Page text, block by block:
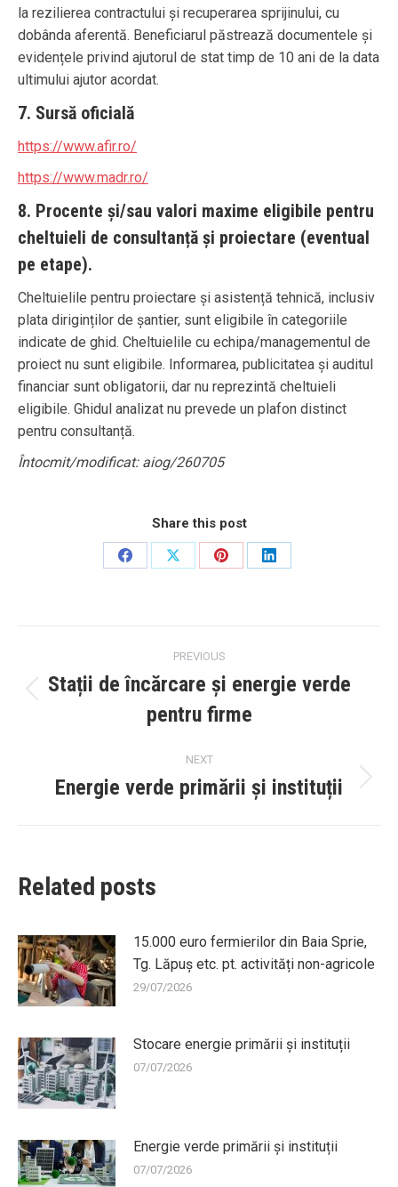
la rezilierea contractului și recuperarea sprijinului, cu
dobânda aferentă. Beneficiarul păstrează documentele și
evidențele privind ajutorul de stat timp de 10 ani de la data
ultimului ajutor acordat.
7. Sursă oficială
https://www.afir.ro/
https://www.madr.ro/
8. Procente și/sau valori maxime eligibile pentru
cheltuieli de consultanță și proiectare (eventual
pe etape).
Cheltuielile pentru proiectare și asistență tehnică, inclusiv
plata diriginților de șantier, sunt eligibile în categoriile
indicate de ghid. Cheltuielile cu echipa/managementul de
proiect nu sunt eligibile. Informarea, publicitatea și auditul
financiar sunt obligatorii, dar nu reprezintă cheltuieli
eligibile. Ghidul analizat nu prevede un plafon distinct
pentru consultanță.
Întocmit/modificat: aiog/260705
Share this post
Share
Share
Share
Share
navigation
PREVIOUS
Previous
post:
Stații de încărcare și energie verde
pentru firme
NEXT
Next
Energie verde primării și instituții
Related posts
15.000 euro fermierilor din Baia Sprie,
Tg. Lăpuș etc. pt. activități non-agricole
29/07/2026
Stocare energie primării și instituții
07/07/2026
Energie verde primării și instituții
07/07/2026